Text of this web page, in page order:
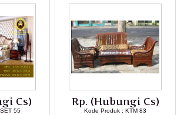
Cs)
55
Rp. (Hubungi Cs)
Kode Produk : KTM 83